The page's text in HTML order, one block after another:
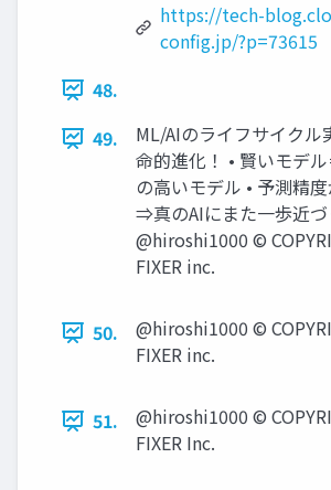
https://tech-
config.jp/?p=73615
48.
49.
ML/AIのライフサイクル
命的進化！ • 賢いモデ
の⾼いモデル • 予測精
⇒真のAIにまた⼀歩近づ
@hiroshi1000 ©
FIXER inc.
50.
@hiroshi1000 ©
FIXER inc.
51.
@hiroshi1000 ©
FIXER Inc.